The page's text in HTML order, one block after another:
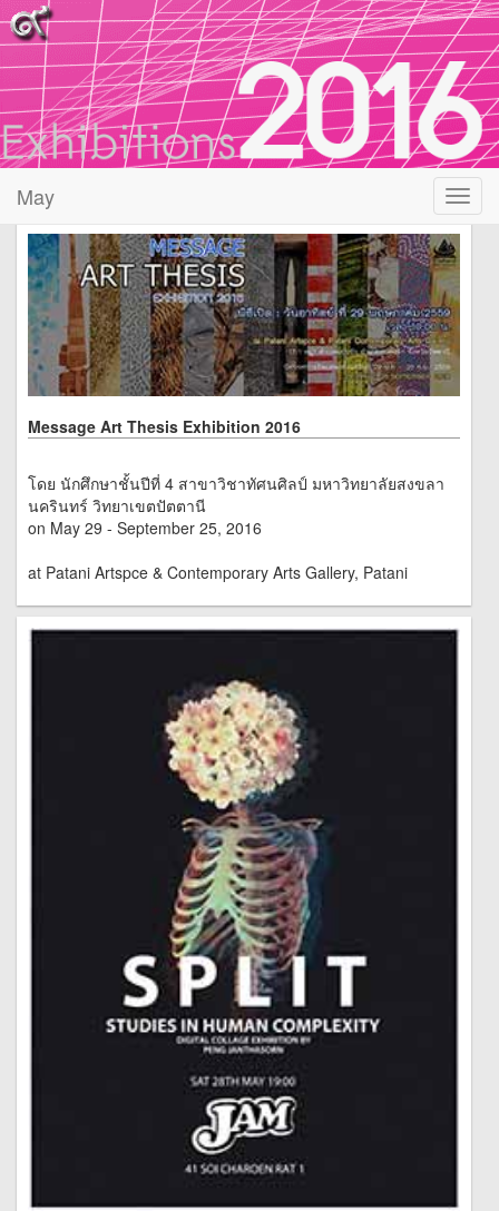
May
Message Art Thesis Exhibition 2016
โดย นักศึกษาชั้นปีที่ 4 สาขาวิชาทัศนศิลป์ มหาวิทยาลัยสงขลา
นครินทร์ วิทยาเขตปัตตานี
on May 29 - September 25, 2016
at Patani Artspce & Contemporary Arts Gallery, Patani